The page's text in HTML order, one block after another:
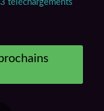
téléchargements